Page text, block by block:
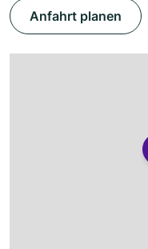
Anfahrt planen